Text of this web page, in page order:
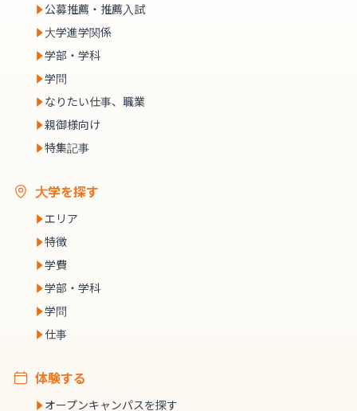
公募推薦・推薦入試
大学進学関係
学部・学科
学問
なりたい仕事、職業
親御様向け
特集記事
大学を探す
エリア
特徴
学費
学部・学科
学問
仕事
体験する
オープンキャンパスを探す